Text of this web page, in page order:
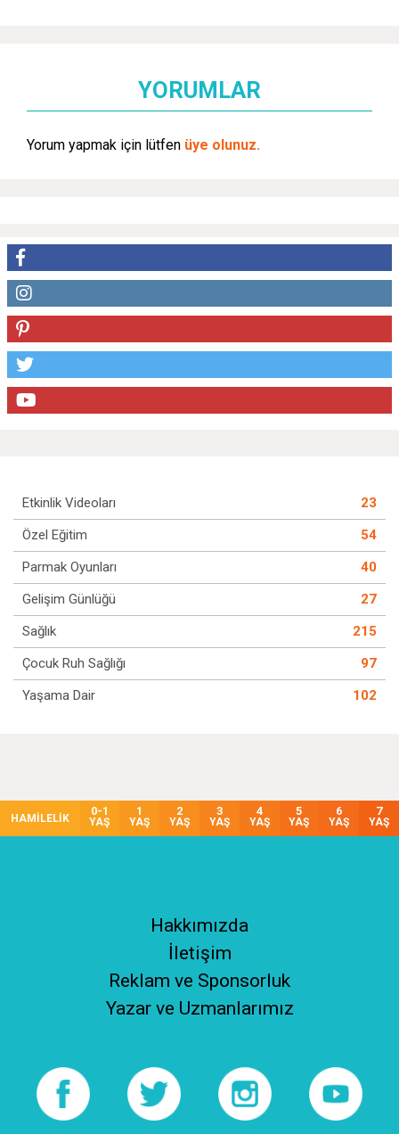
YORUMLAR
Yorum yapmak için lütfen üye olunuz.
Etkinlik Videoları
23
Özel Eğitim
54
Parmak Oyunları
40
Gelişim Günlüğü
27
Sağlık
215
Çocuk Ruh Sağlığı
97
Yaşama Dair
102
HAMİLELİK
0-1
YAŞ
1
YAŞ
2
YAŞ
3
YAŞ
4
YAŞ
5
YAŞ
6
YAŞ
7
YAŞ
Hakkımızda
İletişim
Reklam ve Sponsorluk
Yazar ve Uzmanlarımız